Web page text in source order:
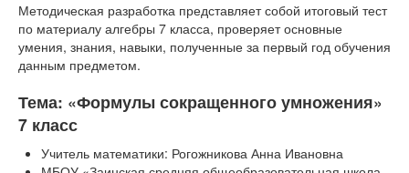
Методическая разработка представляет собой итоговый тест
по материалу алгебры 7 класса, проверяет основные
умения, знания, навыки, полученные за первый год обучения
данным предметом.
Тема: «Формулы сокращенного умножения»
7 класс
Учитель математики: Рогожникова Анна Ивановна